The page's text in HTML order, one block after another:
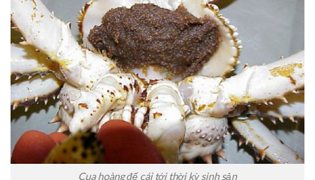
Cua hoàng đế cái tới thời kỳ sinh sản